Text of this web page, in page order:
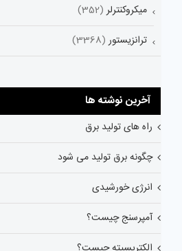
میکروکنترلر (352)
ترانزیستور (3368)
آخرین نوشته ها
راه های تولید برق
چگونه برق تولید می شود
انرژی خورشیدی
آمپرسنج چیست؟